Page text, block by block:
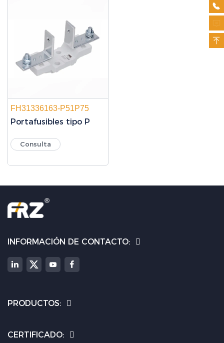
FH31336163-P51P75
Portafusibles tipo P
Consulta
INFORMACIÓN DE CONTACTO:
PRODUCTOS:
CERTIFICADO:

